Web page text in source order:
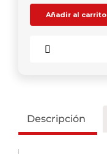
Añadir al carrito
Descripción